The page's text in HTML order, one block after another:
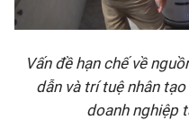
Vấn đề hạn chế về
dẫn và trí tuệ nhân
doanh nghiệp